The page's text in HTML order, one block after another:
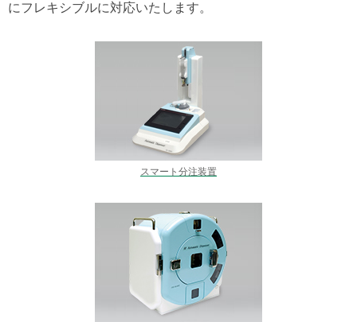
にフレキシブルに対応いたします。
スマート分注装置